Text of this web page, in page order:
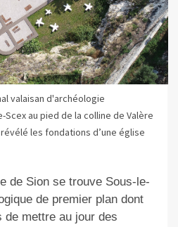
valaisan d'archéologie
au pied de la colline de Valère
les fondations d’une église
de Sion se trouve Sous-le-
de premier plan dont
de mettre au jour des